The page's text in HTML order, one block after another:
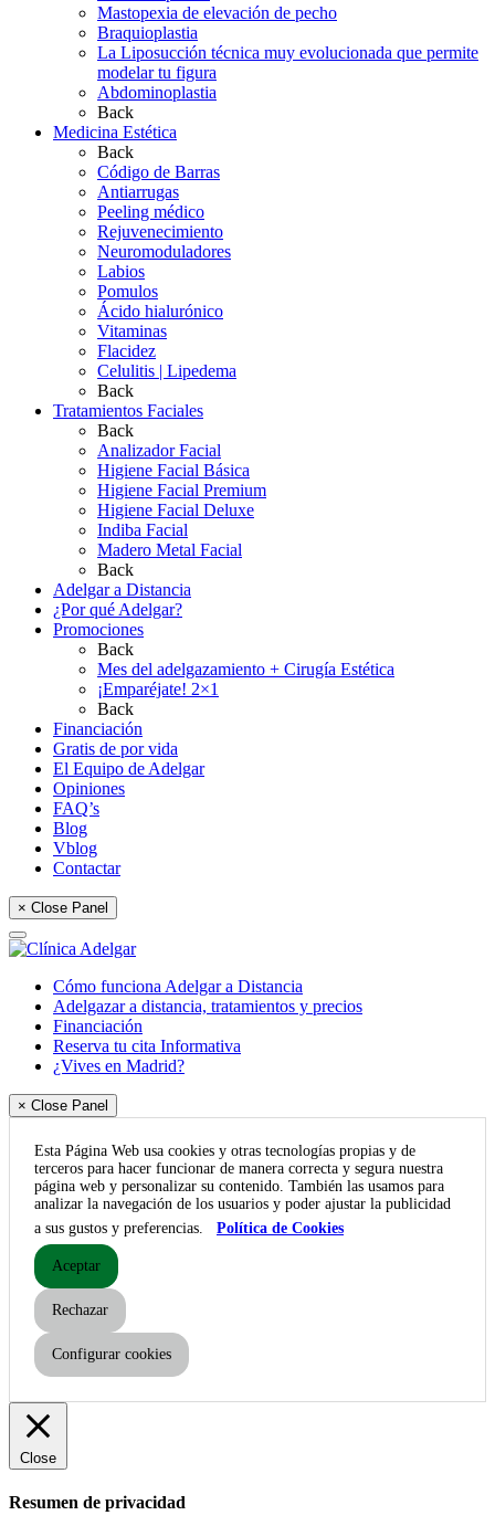
Mastopexia de elevación de pecho
Braquioplastia
La Liposucción técnica muy evolucionada que permite
modelar tu figura
Abdominoplastia
Back
Medicina Estética
Back
Código de Barras
Antiarrugas
Peeling médico
Rejuvenecimiento
Neuromoduladores
Labios
Pomulos
Ácido hialurónico
Vitaminas
Flacidez
Celulitis | Lipedema
Back
Tratamientos Faciales
Back
Analizador Facial
Higiene Facial Básica
Higiene Facial Premium
Higiene Facial Deluxe
Indiba Facial
Madero Metal Facial
Back
Adelgar a Distancia
¿Por qué Adelgar?
Promociones
Back
Mes del adelgazamiento + Cirugía Estética
¡Emparéjate! 2×1
Back
Financiación
Gratis de por vida
El Equipo de Adelgar
Opiniones
FAQ’s
Blog
Vblog
Contactar
× Close Panel
Cómo funciona Adelgar a Distancia
Adelgazar a distancia, tratamientos y precios
Financiación
Reserva tu cita Informativa
¿Vives en Madrid?
× Close Panel
Esta Página Web usa cookies y otras tecnologías propias y de
terceros para hacer funcionar de manera correcta y segura nuestra
página web y personalizar su contenido. También las usamos para
analizar la navegación de los usuarios y poder ajustar la publicidad
a sus gustos y preferencias.
Política de Cookies
Aceptar
Rechazar
Configurar cookies
Close
Resumen de privacidad